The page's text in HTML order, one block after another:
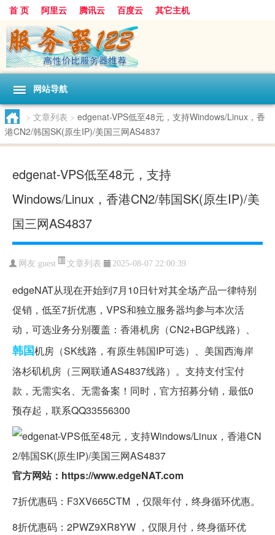
首 页 阿里云 腾讯云 百度云 其它主机
网站导航
> 文章列表 > edgenat-VPS低至48元，支持Windows/Linux，香
港CN2/韩国SK(原生IP)/美国三网AS4837
edgenat-VPS低至48元，支持
Windows/Linux，香港CN2/韩国SK(原生IP)/美
国三网AS4837
网友:guest 文章列表 2025-08-07 22:00:39
edgeNAT从现在开始到7月10日针对其全场产品一律特别
促销，低至7折优惠，VPS和独立服务器均参与本次活
动，可选业务分别覆盖：香港机房（CN2+BGP线路）、
韩国机房（SK线路，有原生韩国IP可选）、美国西海岸
洛杉矶机房（三网联通AS4837线路）。支持支付宝付
款，无需实名、无需备案！同时，官方招募分销，最低0
预存起，联系QQ33556300
官方网站：https://www.edgeNAT.com
7折优惠码：F3XV665CTM ，仅限年付，终身循环优惠。
8折优惠码：2PWZ9XR8YW ，仅限月付，终身循环优